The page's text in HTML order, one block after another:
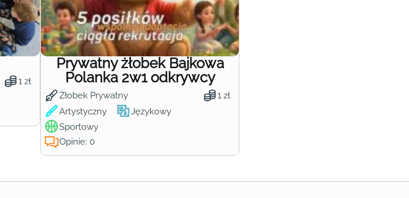
1 zł
Prywatny żłobek Bajkowa
Polanka 2w1 odkrywcy
Żłobek Prywatny 1 zł
Artystyczny
Językowy
Sportowy
Opinie: 0